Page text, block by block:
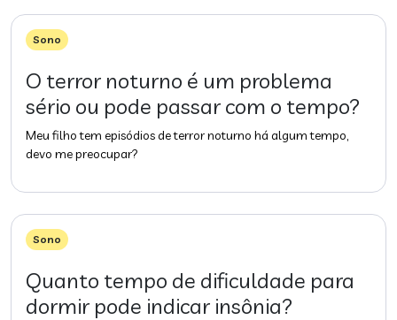
Sono
O terror noturno é um problema
sério ou pode passar com o tempo?
Meu filho tem episódios de terror noturno há algum tempo,
devo me preocupar?
Sono
Quanto tempo de dificuldade para
dormir pode indicar insônia?